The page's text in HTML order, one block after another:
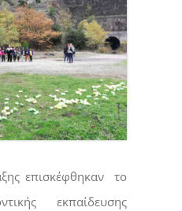
επισκέφθηκαν το
εκπαίδευσης